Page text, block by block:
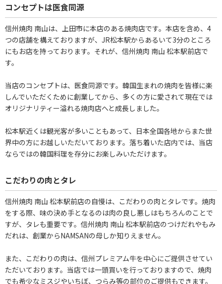
コンセプトは医食同源
信州焼肉 南山は、上田市に本店のある焼肉店です。本店を含め、4
つの店舗を構えておりますが、JR松本駅からあるいて3分のところ
にもお店を持っております。それが、信州焼肉 南山 松本駅前店で
す。
当店のコンセプトは、医食同源です。韓国生まれの焼肉を皆様に楽
しんでいただくために創業してから、多くの方に愛されて現在では
オリジナリティー溢れる焼肉店へと成長しました。
松本駅近くは観光客が多いこともあって、日本全国各地からまた世
界中の方にお越しいただいております。落ち着いた店内では、当店
ならではの韓国料理を存分にお楽しみいただけます。
こだわりの肉とタレ
信州焼肉 南山 松本駅前店の自慢は、こだわりの肉とタレです。焼肉
をする際、味の決め手となるのは肉の良し悪しはもちろんのことで
すが、タレも重要です。信州焼肉 南山 松本駅前店のつけだれやもみ
だれは、創業からNAMSANの母しか知りえません。
また、こだわりの肉は、信州プレミアム牛を中心にご提供させてい
ただいております。当店では一頭買いを行っておりますので、焼肉
でも希少なミスジやいちぼ、つらみ等の部位のご提供もできます。